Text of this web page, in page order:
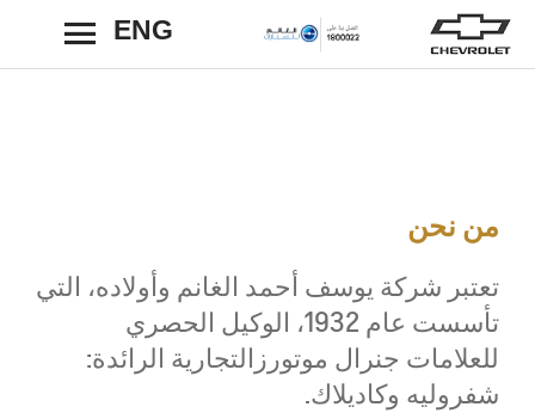
ENG رجوع
من نحن
تعتبر شركة يوسف أحمد الغانم وأولاده، التي
تأسست عام 1932، الوكيل الحصري
للعلامات جنرال موتورزالتجارية الرائدة:
شفروليه وكاديلاك.